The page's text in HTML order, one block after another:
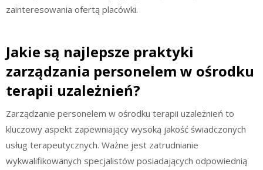
zainteresowania ofertą placówki.
Jakie są najlepsze praktyki
zarządzania personelem w ośrodku
terapii uzależnień?
Zarządzanie personelem w ośrodku terapii uzależnień to
kluczowy aspekt zapewniający wysoką jakość świadczonych
usług terapeutycznych. Ważne jest zatrudnianie
wykwalifikowanych specjalistów posiadających odpowiednią